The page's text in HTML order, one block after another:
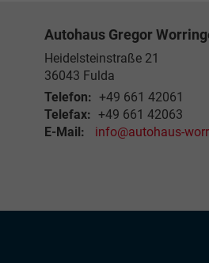
Autohaus Gregor
Heidelsteinstraße 21
36043 Fulda
Telefon: +49 661 42061
Telefax: +49 661 42063
E-Mail:
info@autohaus-